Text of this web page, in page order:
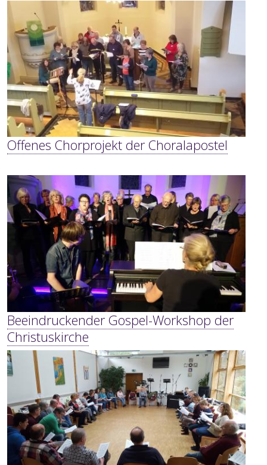
Offenes Chorprojekt der Choralapostel
Beeindruckender Gospel-Workshop der
Christuskirche